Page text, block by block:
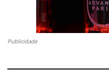
Publicidade